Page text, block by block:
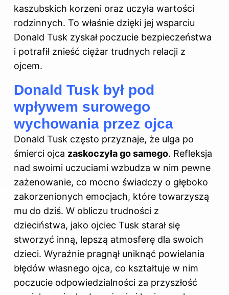
kaszubskich korzeni oraz uczyła wartości
rodzinnych. To właśnie dzięki jej wsparciu
Donald Tusk zyskał poczucie bezpieczeństwa
i potrafił znieść ciężar trudnych relacji z
ojcem.
Donald Tusk był pod
wpływem surowego
wychowania przez ojca
Donald Tusk często przyznaje, że ulga po
śmierci ojca zaskoczyła go samego. Refleksja
nad swoimi uczuciami wzbudza w nim pewne
zażenowanie, co mocno świadczy o głęboko
zakorzenionych emocjach, które towarzyszą
mu do dziś. W obliczu trudności z
dzieciństwa, jako ojciec Tusk starał się
stworzyć inną, lepszą atmosferę dla swoich
dzieci. Wyraźnie pragnął uniknąć powielania
błędów własnego ojca, co kształtuje w nim
poczucie odpowiedzialności za przyszłość